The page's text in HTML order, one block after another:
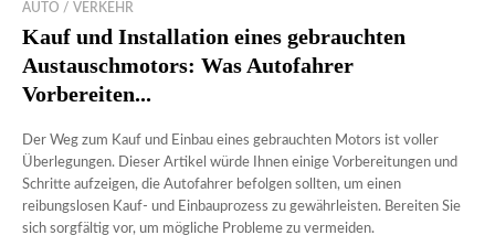
AUTO / VERKEHR
Kauf und Installation eines gebrauchten
Austauschmotors: Was Autofahrer
Vorbereiten...
Der Weg zum Kauf und Einbau eines gebrauchten Motors ist voller
Überlegungen. Dieser Artikel würde Ihnen einige Vorbereitungen und
Schritte aufzeigen, die Autofahrer befolgen sollten, um einen
reibungslosen Kauf- und Einbauprozess zu gewährleisten. Bereiten Sie
sich sorgfältig vor, um mögliche Probleme zu vermeiden.